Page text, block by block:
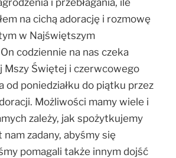
na cichą adorację i rozmowę
w Najświętszym
codziennie na nas czeka
Mszy Świętej i czerwcowego
od poniedziałku do piątku przez
Możliwości mamy wiele i
zależy, jak spożytkujemy
zadany, abyśmy się
pomagali także innym dojść